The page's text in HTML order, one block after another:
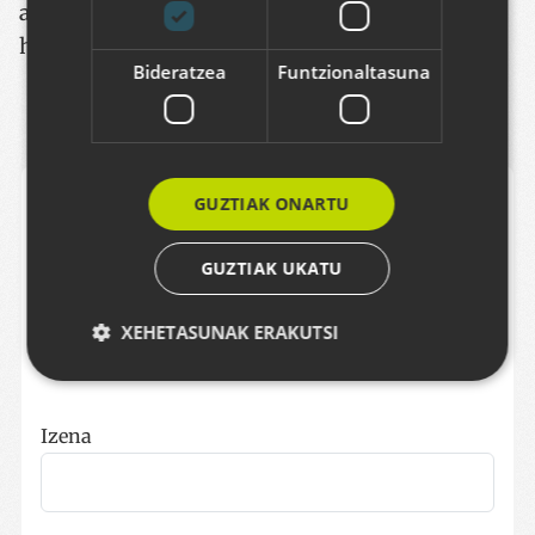
administratzaileak segituan jakingo du iritzi
hori.
Erantzuna gehitu
Erantzuna formulario hau betez utzi dezakezu.
Formatua testu arruntarena da. Web helbideak
dira. Erantzunak moderatuta daude.
Izena
Bideratzea Funtzionaltasuna
GUZTIAK ONARTU
GUZTIAK UKATU
XEHETASUNAK ERAKUTSI